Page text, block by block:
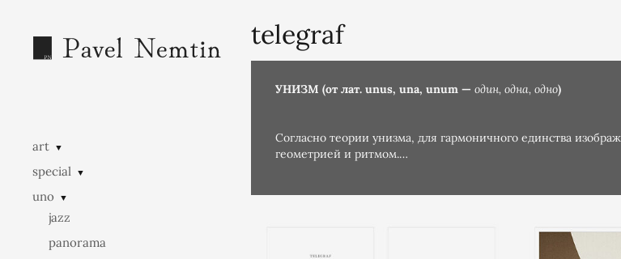
art ▼
special ▼
uno ▼
jazz
panorama
telegraf
УНИЗМ (от лат. unus, una, unum — один, одна, одно)
Согласно теории унизма, для гармоничного единства
геометрией и ритмом.